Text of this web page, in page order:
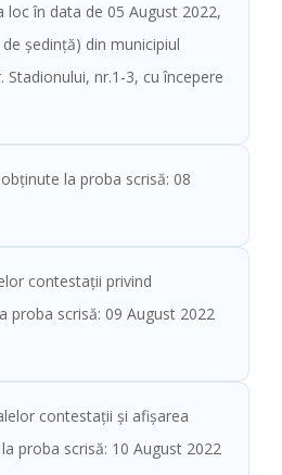
loc în data de 05 August 2022,
şedinţă) din municipiul
Stadionului, nr.1-3, cu începere
la proba scrisă: 08
contestații privind
proba scrisă: 09 August 2022
contestații și afișarea
proba scrisă: 10 August 2022